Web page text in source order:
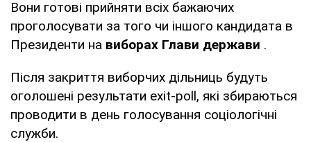
Вони готові прийняти всіх бажаючих
проголосувати за того чи іншого кандидата в
Президенти на виборах Глави держави .
Після закриття виборчих дільниць будуть
оголошені результати exit-poll, які збираються
проводити в день голосування соціологічні
служби.